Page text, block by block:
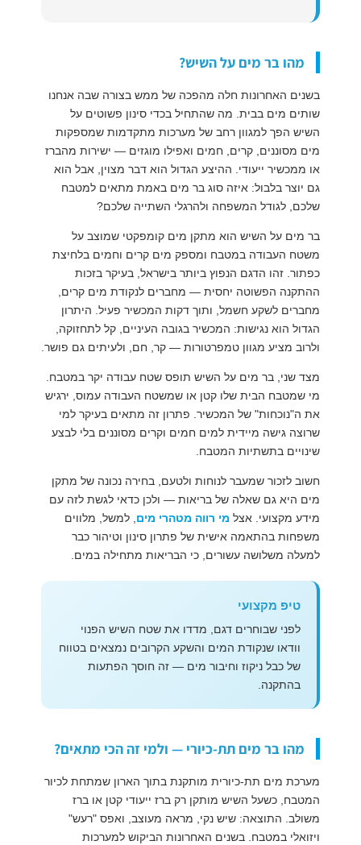
מהו בר מים על השיש?
בשנים האחרונות חלה מהפכה של ממש בצורה שבה אנחנו
שותים מים בבית. מה שהתחיל בכדי סינון פשוטים על
השיש הפך למגוון רחב של מערכות מתקדמות שמספקות
מים מסוננים, קרים, חמים ואפילו מוגזים — ישירות מהברז
או ממכשיר ייעודי. ההיצע הגדול הוא דבר מצוין, אבל הוא
גם יוצר בלבול: איזה סוג בר מים באמת מתאים למטבח
שלכם, לגודל המשפחה ולהרגלי השתייה שלכם?
בר מים על השיש הוא מתקן מים קומפקטי שמוצב על
משטח העבודה במטבח ומספק מים קרים וחמים בלחיצת
כפתור. זהו הדגם הנפוץ ביותר בישראל, בעיקר בזכות
ההתקנה הפשוטה יחסית — מחברים לנקודת מים קרים,
מחברים לשקע חשמל, ותוך דקות המכשיר פעיל. היתרון
הגדול הוא נגישות: המכשיר בגובה העיניים, קל לתחזוקה,
ולרוב מציע מגוון טמפרטורות — קר, חם, ולעיתים גם פושר.
מצד שני, בר מים על השיש תופס שטח עבודה יקר במטבח.
מי שמטבח הבית שלו קטן או שמשטח העבודה עמוס, ירגיש
את ה"נוכחות" של המכשיר. פתרון זה מתאים בעיקר למי
שרוצה גישה מיידית למים חמים וקרים מסוננים בלי לבצע
שינויים בתשתיות המטבח.
חשוב לזכור שמעבר לנוחות ולטעם, בחירה נכונה של מתקן
מים היא גם שאלה של בריאות — ולכן כדאי לגשת לזה עם
מידע מקצועי. אצל מי רווה מטהרי מים, למשל, מלווים
משפחות בהתאמה אישית של פתרון סינון וטיהור כבר
למעלה משלושה עשורים, כי הבריאות מתחילה במים.
טיפ מקצועי
לפני שבוחרים דגם, מדדו את שטח השיש הפנוי
וודאו שנקודת המים והשקע הקרובים נמצאים בטווח
של כבל ניקוז וחיבור מים — זה חוסך הפתעות
בהתקנה.
מהו בר מים תת-כיורי — ולמי זה הכי מתאים?
מערכת מים תת-כיורית מותקנת בתוך הארון שמתחת לכיור
המטבח, כשעל השיש מותקן רק ברז ייעודי קטן או ברז
משולב. התוצאה: שיש נקי, מראה מעוצב, ואפס "רעש"
ויזואלי במטבח. בשנים האחרונות הביקוש למערכות